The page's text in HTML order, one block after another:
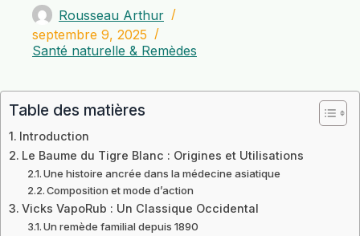
Rousseau Arthur
septembre 9, 2025
Santé naturelle & Remèdes
Table des matières
Introduction
Le Baume du Tigre Blanc : Origines et Utilisations
Une histoire ancrée dans la médecine asiatique
Composition et mode d’action
Vicks VapoRub : Un Classique Occidental
Un remède familial depuis 1890